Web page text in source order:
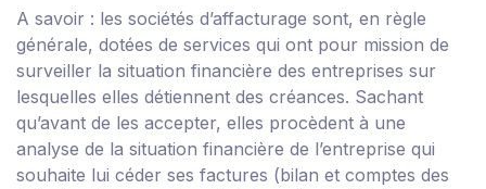
A savoir : les sociétés d’affacturage sont, en règle
générale, dotées de services qui ont pour mission de
surveiller la situation financière des entreprises sur
lesquelles elles détiennent des créances. Sachant
qu’avant de les accepter, elles procèdent à une
analyse de la situation financière de l’entreprise qui
souhaite lui céder ses factures (bilan et comptes des